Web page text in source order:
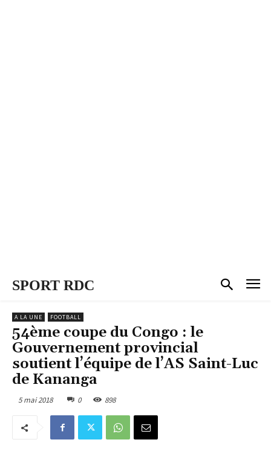
SPORT RDC
A LA UNE FOOTBALL
54ème coupe du Congo : le
Gouvernement provincial
soutient l’équipe de l’AS Saint-Luc
de Kananga
5 mai 2018 0 898